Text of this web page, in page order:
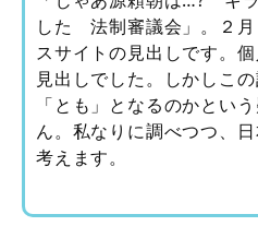
した 法制審議会」。２
スサイトの見出しです。
見出しでした。しかしこ
「とも」となるのかとい
ん。私なりに調べつつ、
考えます。